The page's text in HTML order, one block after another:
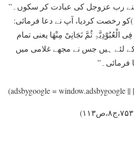
رب عزوجل کی عبادت کر سکوں۔”
رخصت کردیا، آپ نے دعا فرمائی:
الْعُبُوْدِيَّۃِ ثُمَّ نَجَانِیْ مِنْھَا یعنی تمام
لئے ہيں جس نے مجھے غلامی ميں
فرمائی۔”
(adsbygoogle = window.adsbygoogle